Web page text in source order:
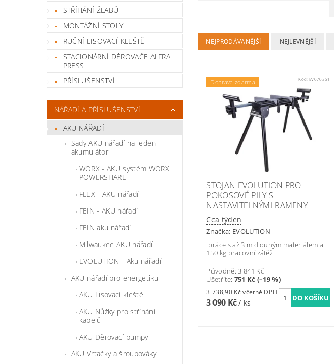
STŘÍHÁNÍ ŽLABŮ
MONTÁŽNÍ STOLY
RUČNÍ LISOVACÍ KLEŠTĚ
STACIONÁRNÍ DĚROVAČE ALFRA
PRESS
PŘÍSLUŠENSTVÍ
NÁŘADÍ A PŘÍSLUŠENSTVÍ
AKU NÁŘADÍ
Sady AKU nářadí na jeden
akumulátor
WORX - AKU systém WORX
POWERSHARE
FLEX - AKU nářadí
FEIN - AKU nářadí
FEIN aku nářadí
Milwaukee AKU nářadí
EVOLUTION - Aku nářadí
AKU nářadí pro energetiku
AKU Lisovací kleště
AKU Nůžky pro stříhání
kabelů
AKU Děrovací pumpy
AKU Vrtačky a šroubováky
NEJPRODÁVANĚJŠÍ NEJLEVNĚJŠÍ
Doprava zdarma Kód: EV070351
STOJAN EVOLUTION PRO
POKOSOVÉ PILY S
NASTAVITELNÝMI RAMENY
Cca týden
Značka: EVOLUTION
práce s až 3 m dlouhým materiálem a
150 kg pracovní zátěž
Původně:3 841 Kč
Ušetříte: 751 Kč (–19 %)
3 738,90 Kč včetně DPH
3 090 Kč/ ks